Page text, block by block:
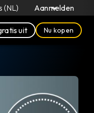
(NL) Aanmelden
uit Nu kopen